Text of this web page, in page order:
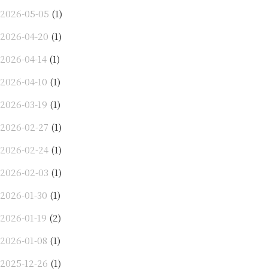
2026-05-05 (1)
2026-04-20 (1)
2026-04-14 (1)
2026-04-10 (1)
2026-03-19 (1)
2026-02-27 (1)
2026-02-24 (1)
2026-02-03 (1)
2026-01-30 (1)
2026-01-19 (2)
2026-01-08 (1)
2025-12-26 (1)